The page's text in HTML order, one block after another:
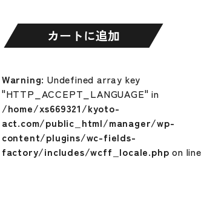
ン
グ
ロ
ー
ブ
両
手
用
カートに追加
Warning: Undefined array key
"HTTP_ACCEPT_LANGUAGE" in
/home/xs669321/kyoto-
act.com/public_html/manager/wp-
content/plugins/wc-fields-
factory/includes/wcff_locale.php on line